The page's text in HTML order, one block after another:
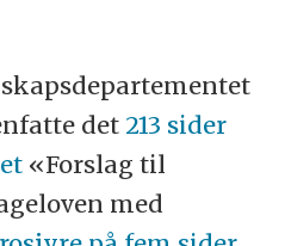
det 213 sider
«Forslag til
med